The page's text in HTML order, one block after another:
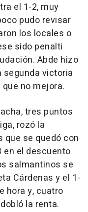
el 1-2, muy
pudo revisar
los locales o
sido penalti
Abde hizo
segunda victoria
no mejora.
tres puntos
rozó la
que se quedó con
en el descuento
salmantinos se
Cárdenas y el 1-
hora y, cuatro
la renta.